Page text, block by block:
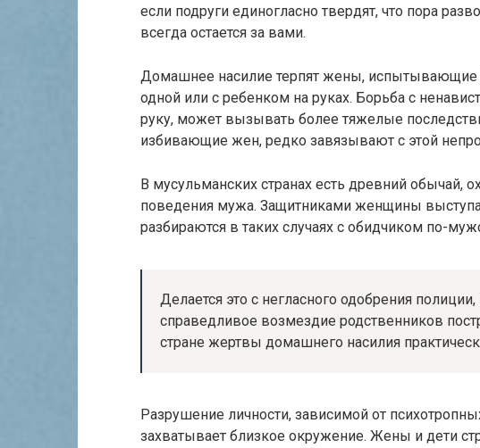
если подруги единогласно твердят, что пора
всегда остается за вами.
Домашнее насилие терпят жены, испытывающие
одной или с ребенком на руках. Борьба с
руку, может вызывать более тяжелые
избивающие жен, редко завязывают с этой
В мусульманских странах есть древний обычай,
поведения мужа. Защитниками женщины
разбираются в таких случаях с обидчиком по-
Делается это с негласного одобрения
справедливое возмездие родственников
стране жертвы домашнего насилия
Разрушение личности, зависимой от
захватывает близкое окружение. Жены и дети